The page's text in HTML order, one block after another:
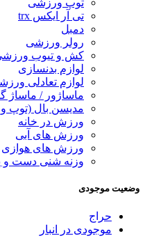
تی آر ایکس trx
دمبل
رولر ورزشی
کش و تیوب
لوازم بدنسازی
لوازم تعادلی
ماساژور / ماساژ
مدیسن بال (توپ
ورزش در خانه
ورزش های آبی
ورزش های هوازی
وزنه شنی دست و
وضعیت موجودی
حراج
موجودی در انبار